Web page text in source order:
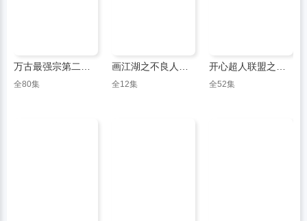
万古最强宗第二季·动态漫
全80集
画江湖之不良人第6季
全12集
开心超人联盟之英雄归来
全52集